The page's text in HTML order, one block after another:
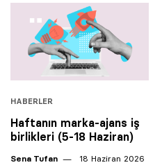
HABERLER
Haftanın marka-ajans iş
birlikleri (5-18 Haziran)
Sena Tufan 18 Haziran 2026